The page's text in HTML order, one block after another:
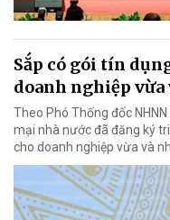
Sắp có gói tín
doanh nghiệp vừa
Theo Phó Thống đốc
mại nhà nước đã đăng ký
cho doanh nghiệp vừa và